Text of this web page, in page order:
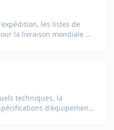
les listes de
la livraison mondiale et
techniques, la
d'équipement